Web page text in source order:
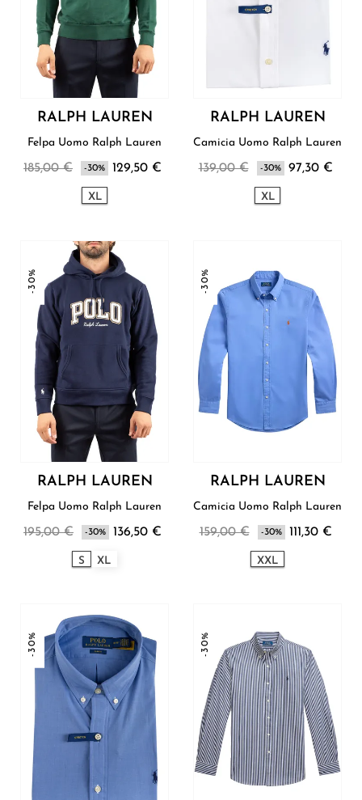
RALPH LAUREN
Felpa Uomo Ralph Lauren
185,00 € -30% 129,50 €
XL
RALPH LAUREN
Camicia Uomo Ralph Lauren
139,00 € -30% 97,30 €
XL
-30%
RALPH LAUREN
Felpa Uomo Ralph Lauren
195,00 € -30% 136,50 €
S XL
-30%
RALPH LAUREN
Camicia Uomo Ralph Lauren
159,00 € -30% 111,30 €
XXL
-30% -30%